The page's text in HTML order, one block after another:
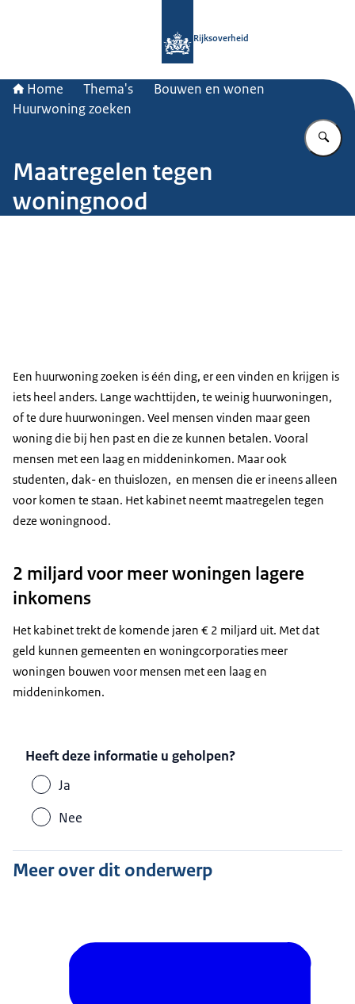
Rijksoverheid
Home Thema's
Bouwen en wonen
Huurwoning zoeken
Maatregelen tegen
woningnood
Een huurwoning zoeken is één ding, er een vinden en krijgen is
iets heel anders. Lange wachttijden, te weinig huurwoningen,
of te dure huurwoningen. Veel mensen vinden maar geen
woning die bij hen past en die ze kunnen betalen. Vooral
mensen met een laag en middeninkomen. Maar ook
studenten, dak- en thuislozen, en mensen die er ineens alleen
voor komen te staan. Het kabinet neemt maatregelen tegen
deze woningnood.
2 miljard voor meer woningen lagere
inkomens
Het kabinet trekt de komende jaren € 2 miljard uit. Met dat
geld kunnen gemeenten en woningcorporaties meer
woningen bouwen voor mensen met een laag en
middeninkomen.
Heeft deze informatie u geholpen?
Ja
Nee
Meer over dit onderwerp